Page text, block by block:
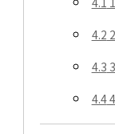
4.2
4.3
4.4